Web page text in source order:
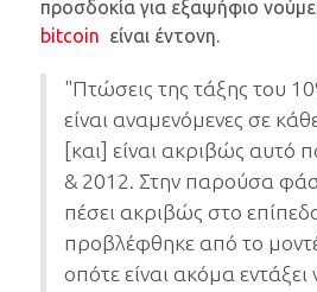
προσδοκία για εξαψήφιο
bitcoin είναι έντονη.
"Πτώσεις της τάξης του
είναι αναμενόμενες σε
[και] είναι ακριβώς αυτό
& 2012. Στην παρούσα
πέσει ακριβώς στο
προβλέφθηκε από το
οπότε είναι ακόμα